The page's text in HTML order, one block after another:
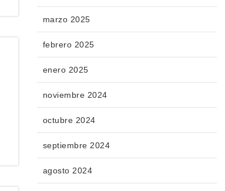
marzo 2025
febrero 2025
enero 2025
noviembre 2024
octubre 2024
septiembre 2024
agosto 2024